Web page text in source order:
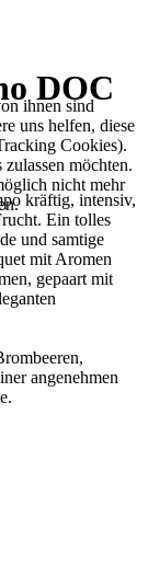
DOC
kräftig, intensiv,
Ein tolles
und samtige
mit Aromen
gepaart mit
angenehmen
ihnen sind
uns helfen, diese
Cookies).
möchten.
nicht mehr